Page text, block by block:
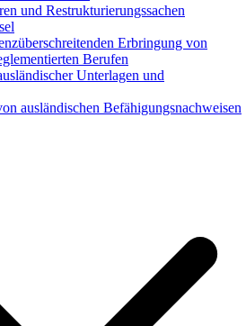
und Restrukturierungssachen
Erbringung von
Berufen
Unterlagen und
ausländischen Befähigungsnachweisen